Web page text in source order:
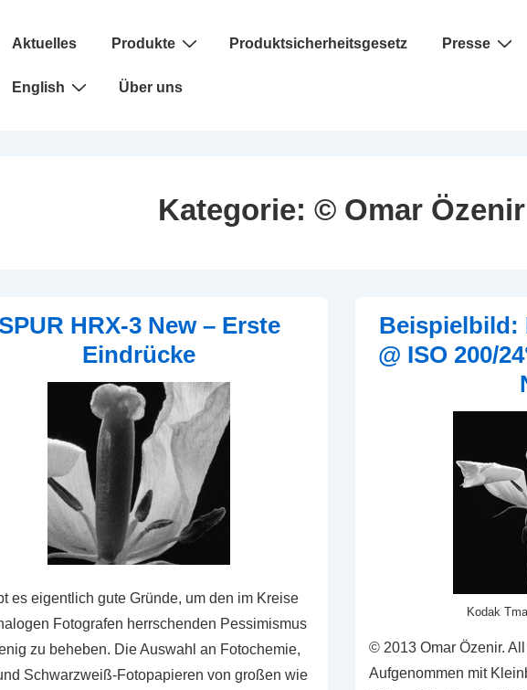
Hauptnavigation
Aktuelles Produkte Produktsicherheitsgesetz Presse
English Über uns
Kategorie: © Omar Özenir
SPUR HRX-3 New – Erste
Eindrücke
es eigentlich gute Gründe, um den im Kreise
Fotografen herrschenden Pessimismus
zu beheben. Die Auswahl an Fotochemie,
Schwarzweiß-Fotopapieren von großen wie
Beispielbild:
@ ISO 200/
Kodak
© 2013 Omar Özenir.
Aufgenommen mit